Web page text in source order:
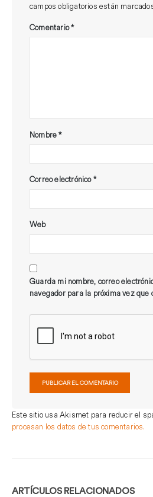
campos obligatorios están
Comentario*
Nombre*
Correo electrónico*
Web
Guarda mi nombre, correo
navegador para la próxima vez que
Este sitio usa Akismet para reducir el
procesan los datos de tus comentarios.
ARTÍCULOS RELACIONADOS